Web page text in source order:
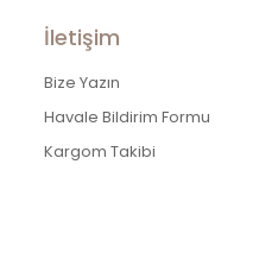
İletişim
Bize Yazın
Havale Bildirim Formu
Kargom Takibi